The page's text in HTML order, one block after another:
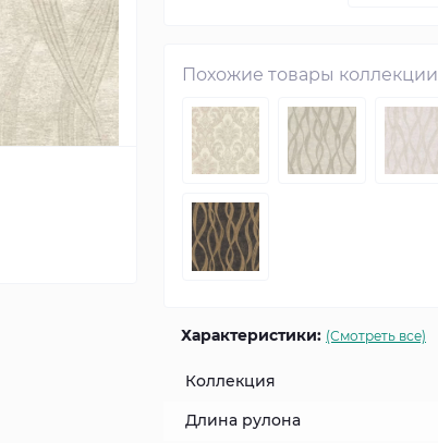
Похожие товары коллекции
Характеристики: (Смотреть все)
Коллекция
Длина рулона